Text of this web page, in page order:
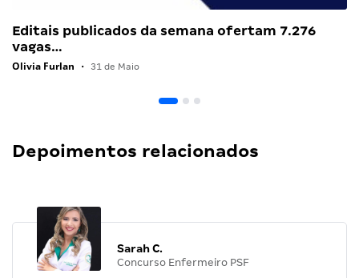
Editais publicados da semana ofertam 7.276
vagas…
Olivia Furlan • 31 de Maio
Depoimentos relacionados
Sarah C.
Concurso Enfermeiro PSF